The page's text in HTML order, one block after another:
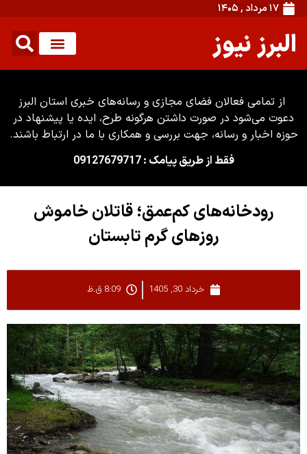
۱۷ مرداد , ۱۴۰۵
البرز نیوز
از تمامی فعالان فضای مجازی و رسانه‌های خبری استان البرز
دعوت می‌شود در صورت داشتن هرگونه طرح، ایده یا پیشنهاد در
حوزه اخبار و رسانه، جهت بررسی و همکاری با ما در ارتباط باشند.
فقط از طریق پیامک : 09127679717
رودخانه‌های کم‌عمق؛ قاتلان خاموش
روز‌های گرم تابستان
خرداد 30, 1405 8:09 ق.ظ